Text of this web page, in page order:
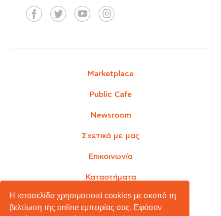
Η ιστοσελίδα χρησιμοποιεί cookies με σκοπό τη
βελτίωση της online εμπειρίας σας. Εφόσον
Marketplace
Public Cafe
Newsroom
Σχετικά με μας
Επικοινωνία
Καταστήματα